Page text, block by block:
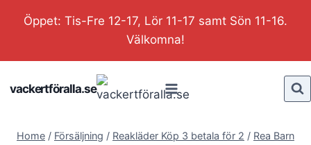
Öppet: Tis-Fre 12-17, Lör 11-17 samt Sön 11-16.
Välkomna!
vackertföralla.se
Home / Försäljning / Reakläder Köp 3 betala för 2 / Rea Barn